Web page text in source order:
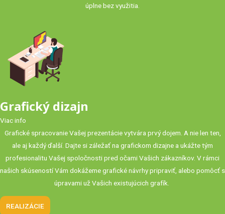
úplne bez využitia.
Grafický dizajn
Viac info
Grafické spracovanie Vašej prezentácie vytvára prvý dojem. A nie len ten,
ale aj každý ďalší. Dajte si záležať na grafickom dizajne a ukážte tým
profesionalitu Vašej spoločnosti pred očami Vašich zákazníkov. V rámci
našich skúseností Vám dokážeme grafické návrhy pripraviť, alebo pomôcť s
úpravami už Vašich existujúcich grafík.
REALIZÁCIE